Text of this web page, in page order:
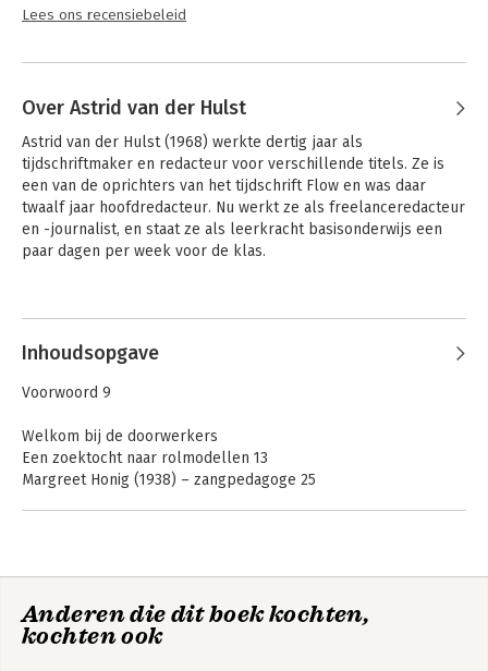
Lees ons recensiebeleid
Over Astrid van der Hulst
Astrid van der Hulst (1968) werkte dertig jaar als
tijdschriftmaker en redacteur voor verschillende titels. Ze is
een van de oprichters van het tijdschrift Flow en was daar
twaalf jaar hoofdredacteur. Nu werkt ze als freelanceredacteur
en -journalist, en staat ze als leerkracht basisonderwijs een
paar dagen per week voor de klas.
Andere boeken door Astrid van der
Hulst
Langer werken,
langer gelukkig
Inhoudsopgave
Voorwoord 9
Welkom bij de doorwerkers
Een zoektocht naar rolmodellen 13
Margreet Honig (1938) – zangpedagoge 25
53
Liesbeth Woertman (1954) – hoogleraar psychologie 59
Anderen die dit boek kochten,
kochten ook